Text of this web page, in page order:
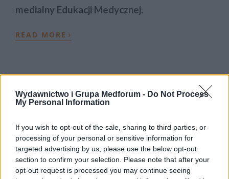
Wydawnictwo i Grupa Medforum - Do Not Process
My Personal Information
If you wish to opt-out of the sale, sharing to third parties, or
processing of your personal or sensitive information for
targeted advertising by us, please use the below opt-out
section to confirm your selection. Please note that after your
opt-out request is processed you may continue seeing
medialny Edukacji Medycznej.
READ MORE ›